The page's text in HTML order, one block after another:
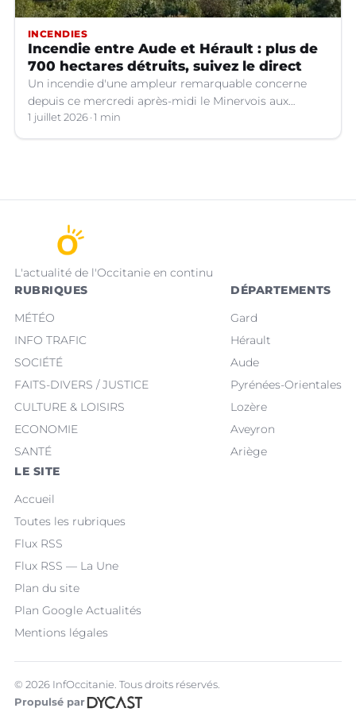
INCENDIES
Incendie entre Aude et Hérault : plus de
700 hectares détruits, suivez le direct
Un incendie d'une ampleur remarquable concerne
depuis ce mercredi après-midi le Minervois aux
confins de l'Aude et de l'Hérault.
1 juillet 2026 1 min
L'actualité de l'Occitanie en continu
RUBRIQUES
MÉTÉO
INFO TRAFIC
SOCIÉTÉ
FAITS-DIVERS / JUSTICE
CULTURE & LOISIRS
ECONOMIE
SANTÉ
DÉPARTEMENTS
Gard
Hérault
Aude
Pyrénées-Orientales
Lozère
Aveyron
Ariège
LE SITE
Accueil
Toutes les rubriques
Flux RSS
Flux RSS — La Une
Plan du site
Plan Google Actualités
Mentions légales
© 2026 InfOccitanie. Tous droits réservés.
Propulsé par